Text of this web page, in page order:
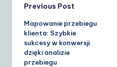
Post
navigation
Previous Post
Mapowanie przebiegu
klienta: Szybkie
sukcesy w konwersji
dzięki analizie
przebiegu